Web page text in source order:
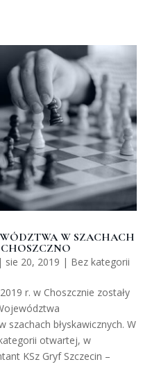
W SZACHACH
| sie 20, 2019 | Bez kategorii
r. w Choszcznie zostały
błyskawicznych. W
otwartej, w
KSz Gryf Szczecin –